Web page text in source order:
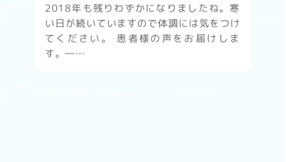
2018年も残りわずかになりましたね。寒
い日が続いていますので体調には気をつけ
てください。 患者様の声をお届けしま
す。―…